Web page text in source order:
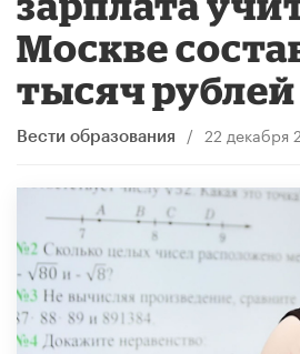
Москве
тысяч рублей
Вести образования / 22 декабря